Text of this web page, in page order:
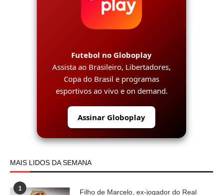
Futebol no Globoplay
Assista ao Brasileiro, Libertadores,
Copa do Brasil e programas
esportivos ao vivo e on demand.
Assinar Globoplay
MAIS LIDOS DA SEMANA
1
Filho de Marcelo, ex-jogador do Real